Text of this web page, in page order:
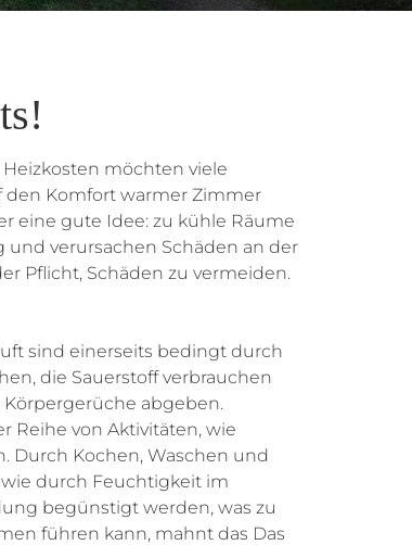
möchten viele
Komfort warmer Zimmer
eine gute Idee: zu kühle Räume
verursachen Schäden an der
Pflicht, Schäden zu vermeiden.
sind einerseits bedingt durch
die Sauerstoff verbrauchen
abgeben.
Reihe von Aktivitäten, wie
Durch Kochen, Waschen und
durch Feuchtigkeit im
begünstigt werden, was zu
führen kann, mahnt das Das